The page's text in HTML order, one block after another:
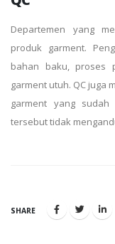
Departemen yang
produk garment.
bahan baku, proses
garment utuh. QC juga
garment yang
tersebut tidak
SHARE